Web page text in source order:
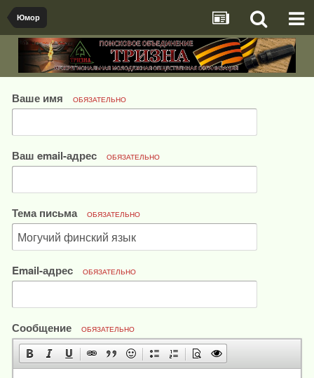
Юмор
Ваше имя ОБЯЗАТЕЛЬНО
Ваш email-адрес ОБЯЗАТЕЛЬНО
Тема письма ОБЯЗАТЕЛЬНО
Email-адрес ОБЯЗАТЕЛЬНО
Сообщение ОБЯЗАТЕЛЬНО